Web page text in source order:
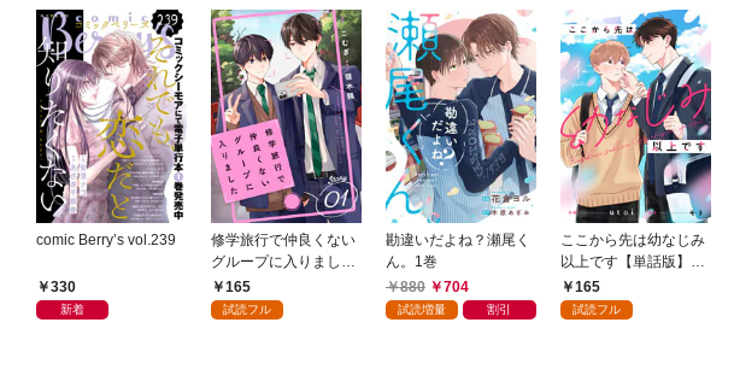
comic Berry’s vol.239
330
新着
修学旅行で仲良くない
グループに入りました
【単話版】1巻
165
試読フル
勘違いだよね？瀬尾く
ん。1巻
880
704
試読増量 割引
ここから先は幼なじみ
以上です【単話版】1
巻165
試読フル